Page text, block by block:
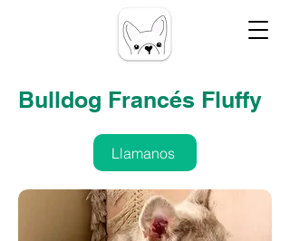
Bulldog Francés Fluffy
Llamanos